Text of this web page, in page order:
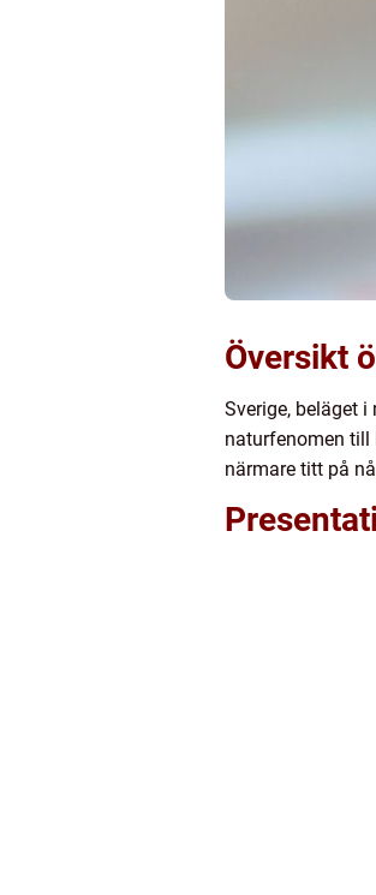
Översikt
Sverige, beläget
naturfenomen till
närmare titt på